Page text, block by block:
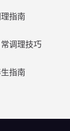
指南
调理技巧
指南